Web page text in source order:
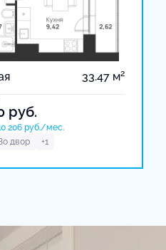
33.47 м2
руб.
206 руб./мес.
двор +1